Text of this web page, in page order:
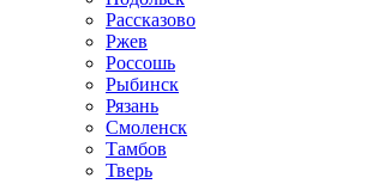
Рассказово
Ржев
Россошь
Рыбинск
Рязань
Смоленск
Тамбов
Тверь